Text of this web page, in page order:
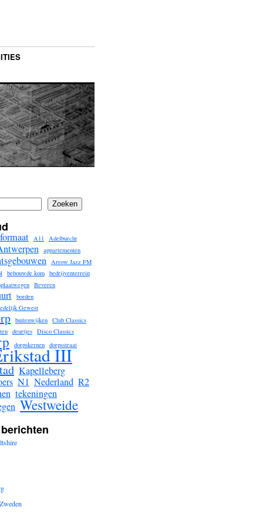
Zoeken
A11 Adelburcht
appartementen
Arrow Jazz FM
bebouwde kom bedrijventerrein
Beveren
borden
Gewest
buitenwijken Club Classics
deurtjes Disco Classics
dorpskernen dorpsstraat
III
Kapelleberg
N1 Nederland R2
tekeningen
Westweide